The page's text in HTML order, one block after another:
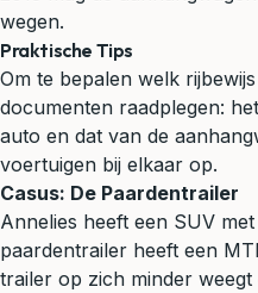
wegen.
Praktische Tips
Om te bepalen welk
documenten raadplegen:
auto en dat van de
voertuigen bij elkaar op.
Casus: De Paardentrailer
Annelies heeft een SUV
paardentrailer heeft een
trailer op zich minder